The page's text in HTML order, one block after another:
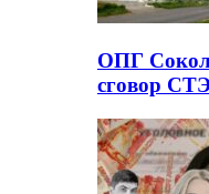
ОПГ
сговор